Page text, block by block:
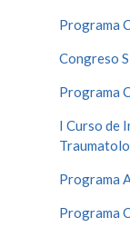
Programa
Congreso
Programa
I Curso de
Programa
Programa